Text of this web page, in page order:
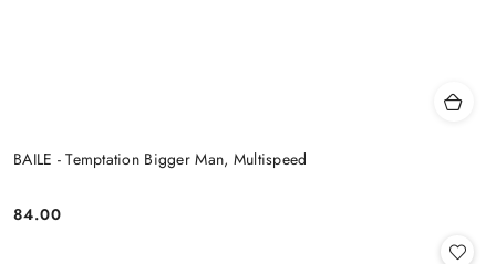
BAILE - Temptation Bigger Man, Multispeed
Cena:
84.00